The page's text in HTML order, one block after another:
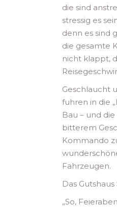
die sind
stressig es
denn es sind
die gesamte
nicht klappt,
Geschlaucht
fuhren in die
Bau – und
bitterem
Kommando
Fahrzeugen.
Das
„So,